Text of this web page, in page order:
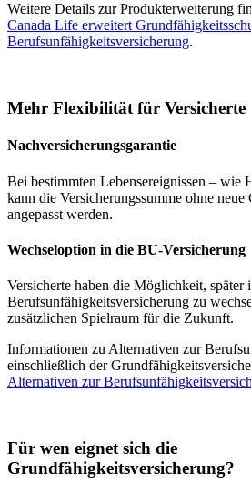
Weitere Details zur Produkterweiterung
Canada Life erweitert
Berufsunfähigkeitsversicherung.
Mehr Flexibilität für Versicherte
Nachversicherungsgarantie
Bei bestimmten Lebensereignissen – wie
kann die Versicherungssumme ohne
angepasst werden.
Wechseloption in die BU-Versicherung
Versicherte haben die Möglichkeit, später
Berufsunfähigkeitsversicherung zu
zusätzlichen Spielraum für die Zukunft.
Informationen zu Alternativen zur
einschließlich der
Alternativen zur
Für wen eignet sich die
Grundfähigkeitsversicherung?